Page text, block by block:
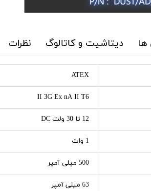
ها دیتاشیت و کاتالوگ نظرات
ATEX
II 3G Ex nA II T6
12 تا 30 ولت DC
1 وات
500 میلی آمپر
63 میلی آمپر